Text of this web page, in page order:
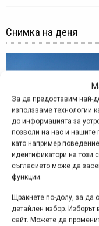
За да предоставим най-
използваме технологии
до информацията за
позволи на нас и нашите
като например
идентификатори на този
съгласието може да
функции.
Щракнете по-долу, за да
детайлен избор.
сайт. Можете да
Снимка на деня
Снимка на деня |